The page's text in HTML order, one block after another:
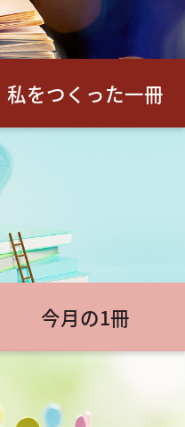
私をつくった一冊
今月の1冊